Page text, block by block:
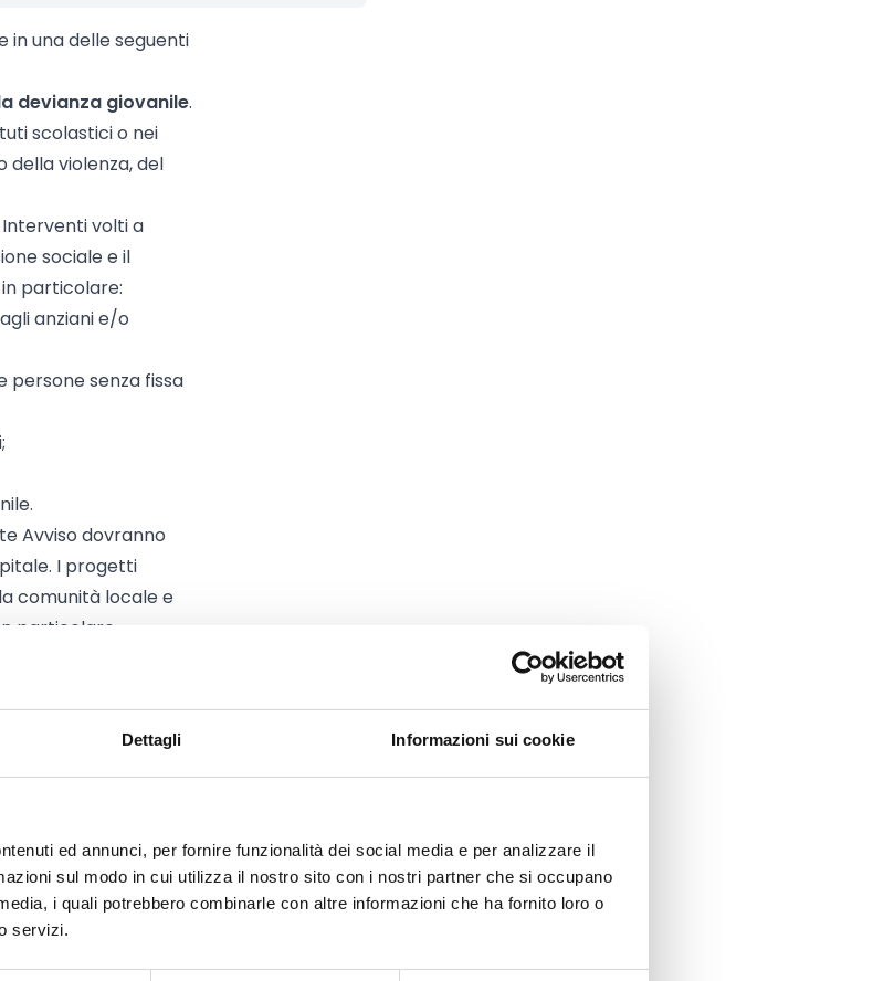
Dettagli Informazioni sui cookie
ed annunci, per fornire funzionalità dei social media e per analizzare il
sul modo in cui utilizza il nostro sito con i nostri partner che si occupano
i quali potrebbero combinarle con altre informazioni che ha fornito loro o
servizi.
una delle seguenti
devianza giovanile.
scolastici o nei
della violenza, del
Interventi volti a
sociale e il
particolare:
anziani e/o
persone senza fissa
Avviso dovranno
I progetti
comunità locale e
particolare
di fragilità, quali
dal 1
e terminerà
del Terzo Settore
(ATI). Gli Enti del